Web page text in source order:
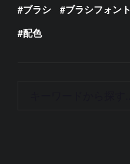
ブラシ
ブラシフォント
配色